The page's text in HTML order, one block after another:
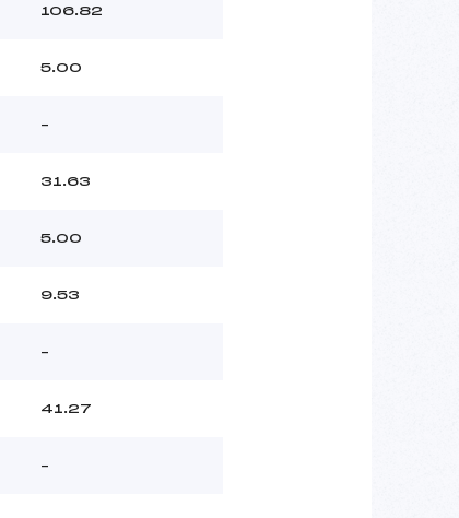
106.82
5.00
–
31.63
5.00
9.53
–
41.27
–